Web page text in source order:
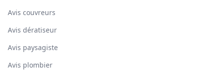
Avis couvreurs
Avis dératiseur
Avis paysagiste
Avis plombier